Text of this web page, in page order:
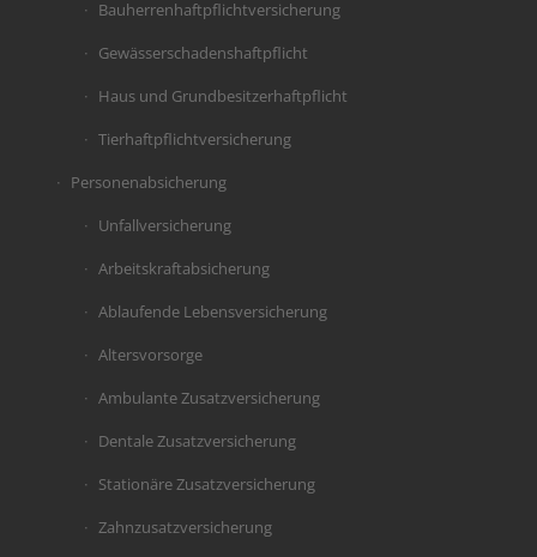
Bauherrenhaftpflichtversicherung
Gewässerschadenshaftpflicht
Haus und Grundbesitzerhaftpflicht
Tierhaftpflichtversicherung
Personenabsicherung
Unfallversicherung
Arbeitskraftabsicherung
Ablaufende Lebensversicherung
Altersvorsorge
Ambulante Zusatzversicherung
Dentale Zusatzversicherung
Stationäre Zusatzversicherung
Zahnzusatzversicherung